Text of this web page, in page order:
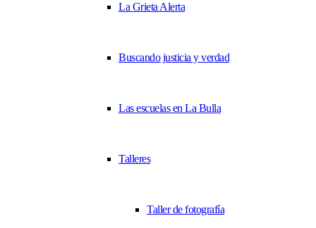
La Grieta Alerta
Buscando justicia y verdad
Las escuelas en La Bulla
Talleres
Taller de fotografía